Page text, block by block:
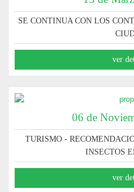
SE CONTINUA CON LOS
ver
06 de
TURISMO -
INSECTOS
ver